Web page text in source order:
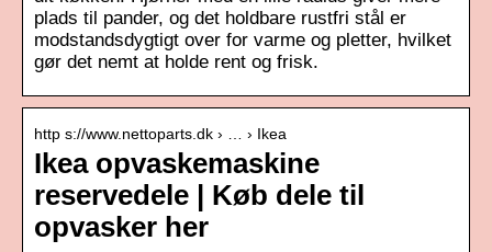
plads til pander, og det holdbare rustfri stål er
modstandsdygtigt over for varme og pletter, hvilket
gør det nemt at holde rent og frisk.
http s://www.nettoparts.dk › … › Ikea
Ikea opvaskemaskine
reservedele | Køb dele til
opvasker her